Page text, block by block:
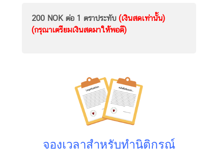
200 NOK ต่อ 1 ตราประทับ (เงินสดเท่านั้น)
(กรุณาเตรียมเงินสดมาให้พอดี)
จองเวลาสำหรับทำนิติกรณ์